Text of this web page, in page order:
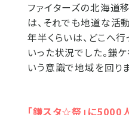
ファイターズの北海道
は、それでも地道な活
年半くらいは、どこへ行
いった状況でした。鎌
いう意識で地域を回り
「鎌スタ☆祭」に5000